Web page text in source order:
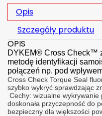
Opis
Szczegóły produktu
OPIS
DYKEM® Cross Check™
metodę identyfikacji
połączeń np. pod
Cross Check Torque Seal
szybko wykryć sprawdzając
Cechy: wizualne wykrywanie
doskonała przyczepność do
bezpieczny dla większości